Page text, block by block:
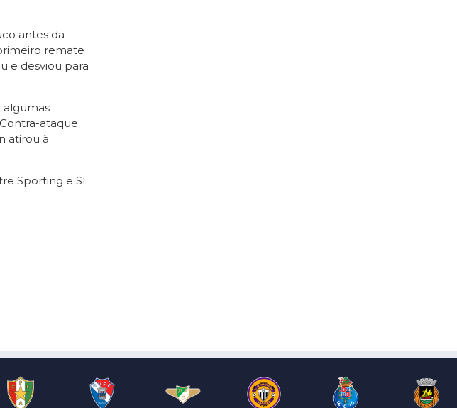
antes da
remate
e desviou para
algumas
ataque
atirou à
Sporting e SL